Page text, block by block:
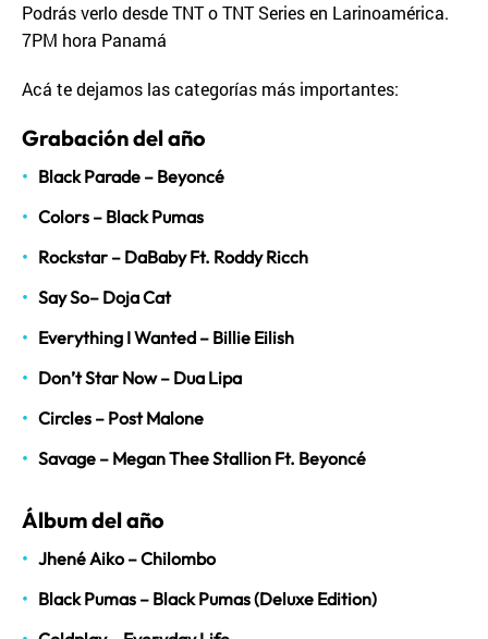
Podrás verlo desde TNT o TNT Series en Larinoamérica.
7PM hora Panamá
Acá te dejamos las categorías más importantes:
Grabación del año
Black Parade – Beyoncé
Colors – Black Pumas
Rockstar – DaBaby Ft. Roddy Ricch
Say So– Doja Cat
Everything I Wanted – Billie Eilish
Don’t Star Now – Dua Lipa
Circles – Post Malone
Savage – Megan Thee Stallion Ft. Beyoncé
Álbum del año
Jhené Aiko – Chilombo
Black Pumas – Black Pumas (Deluxe Edition)